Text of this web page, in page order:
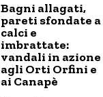
Bagni allagati,
pareti sfondate a
calci e
imbrattate:
vandali in azione
agli Orti Orfini e
ai Canapè